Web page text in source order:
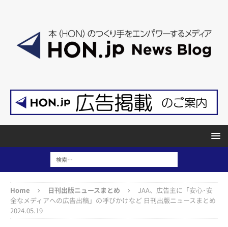
Home 日刊出版ニュースまとめ
JAA、広告主に「安心･安
全なメディアへの広告出稿」の呼びかけなど 日刊出版ニュースまとめ
2024.05.19